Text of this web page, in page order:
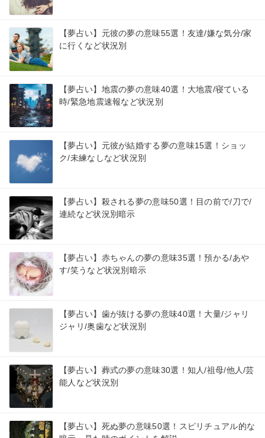
【夢占い】元彼の夢の意味55選！友達/嫌な気分/家
に行くなど状況別
【夢占い】地震の夢の意味40選！大地震/寝ている
時/緊急地震速報など状況別
【夢占い】元彼が結婚する夢の意味15選！ショッ
ク/未練なしなど状況別
【夢占い】殺される夢の意味50選！目の前で/刀で/
連続など状況別暗示
【夢占い】赤ちゃんの夢の意味35選！預かる/あや
す/笑うなど状況別暗示
【夢占い】歯が抜ける夢の意味40選！大量/ジャリ
ジャリ/奥歯など状況別
【夢占い】葬式の夢の意味30選！知人/祖母/他人/芸
能人など状況別
【夢占い】死ぬ夢の意味50選！スピリチュアル的な